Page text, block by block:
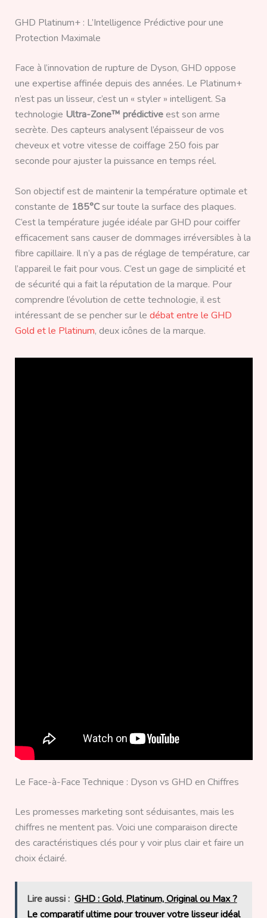
GHD Platinum+ : L’Intelligence Prédictive pour une
Protection Maximale
Face à l’innovation de rupture de Dyson, GHD oppose
une expertise affinée depuis des années. Le Platinum+
n’est pas un lisseur, c’est un « styler » intelligent. Sa
technologie Ultra-Zone™ prédictiveest son arme
secrète. Des capteurs analysent l’épaisseur de vos
cheveux et votre vitesse de coiffage 250 fois par
seconde pour ajuster la puissance en temps réel.
Son objectif est de maintenir la température optimale et
constante de 185°Csur toute la surface des plaques.
C’est la température jugée idéale par GHD pour coiffer
efficacement sans causer de dommages irréversibles à la
fibre capillaire. Il n’y a pas de réglage de température, car
l’appareil le fait pour vous. C’est un gage de simplicité et
de sécurité qui a fait la réputation de la marque. Pour
comprendre l’évolution de cette technologie, il est
intéressant de se pencher sur le débat entre le GHD
Gold et le Platinum, deux icônes de la marque.
Le Face-à-Face Technique : Dyson vs GHD en Chiffres
Les promesses marketing sont séduisantes, mais les
chiffres ne mentent pas. Voici une comparaison directe
des caractéristiques clés pour y voir plus clair et faire un
choix éclairé.
Lire aussi : GHD : Gold, Platinum, Original ou Max ?
Le comparatif ultime pour trouver votre lisseur idéal